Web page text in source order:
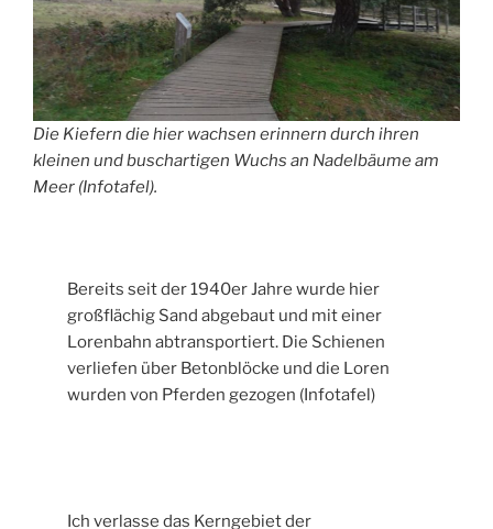
Die Kiefern die hier wachsen erinnern durch ihren
kleinen und buschartigen Wuchs an Nadelbäume am
Meer (Infotafel).
Bereits seit der 1940er Jahre wurde hier
großflächig Sand abgebaut und mit einer
Lorenbahn abtransportiert. Die Schienen
verliefen über Betonblöcke und die Loren
wurden von Pferden gezogen (Infotafel)
Ich verlasse das Kerngebiet der